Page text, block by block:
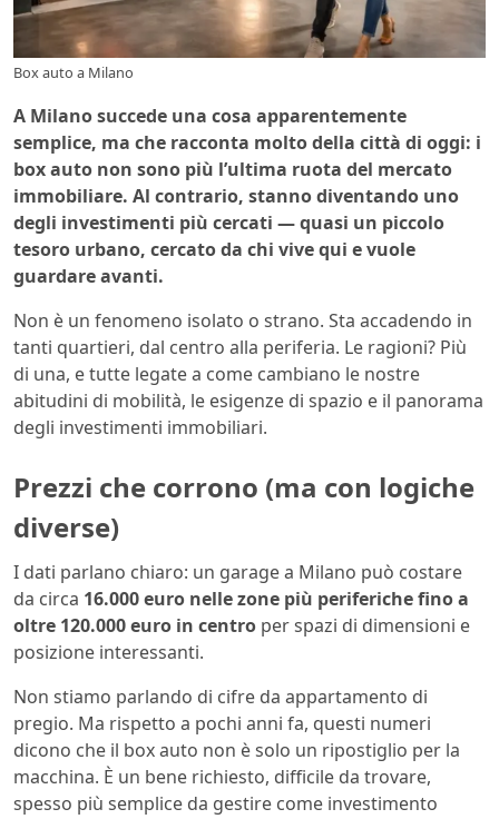
Box auto a Milano
A Milano succede una cosa apparentemente
semplice, ma che racconta molto della città di oggi: i
box auto non sono più l’ultima ruota del mercato
immobiliare. Al contrario, stanno diventando uno
degli investimenti più cercati — quasi un piccolo
tesoro urbano, cercato da chi vive qui e vuole
guardare avanti.
Non è un fenomeno isolato o strano. Sta accadendo in
tanti quartieri, dal centro alla periferia. Le ragioni? Più
di una, e tutte legate a come cambiano le nostre
abitudini di mobilità, le esigenze di spazio e il panorama
degli investimenti immobiliari.
Prezzi che corrono (ma con logiche
diverse)
I dati parlano chiaro: un garage a Milano può costare
da circa 16.000 euro nelle zone più periferiche fino a
oltre 120.000 euro in centro per spazi di dimensioni e
posizione interessanti.
Non stiamo parlando di cifre da appartamento di
pregio. Ma rispetto a pochi anni fa, questi numeri
dicono che il box auto non è solo un ripostiglio per la
macchina. È un bene richiesto, difficile da trovare,
spesso più semplice da gestire come investimento